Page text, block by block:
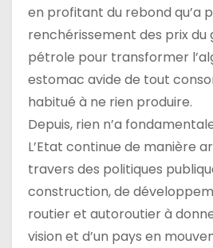
en profitant du rebond qu’a
renchérissement des prix du
pétrole pour transformer
estomac avide de tout
habitué à ne rien produire.
Depuis, rien n’a
L’Etat continue de manière
travers des politiques
construction, de
routier et autoroutier à
vision et d’un pays en